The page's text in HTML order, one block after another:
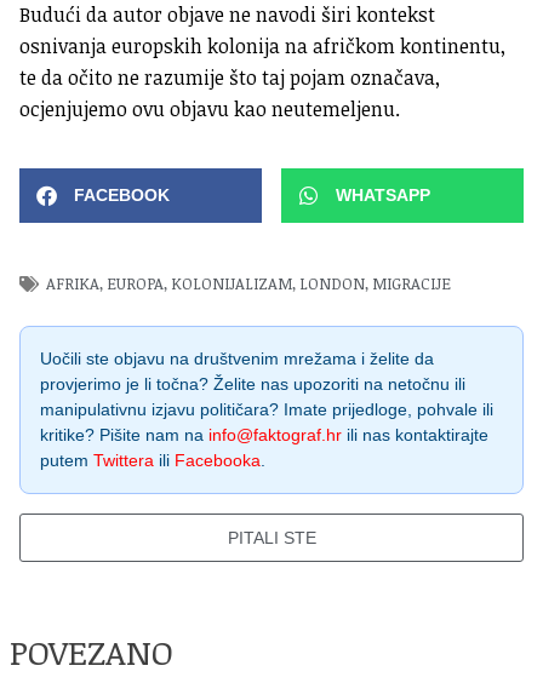
Budući da autor objave ne navodi širi kontekst
osnivanja europskih kolonija na afričkom kontinentu,
te da očito ne razumije što taj pojam označava,
ocjenjujemo ovu objavu kao neutemeljenu.
FACEBOOK WHATSAPP
AFRIKA, EUROPA, KOLONIJALIZAM, LONDON, MIGRACIJE
Uočili ste objavu na društvenim mrežama i želite da
provjerimo je li točna? Želite nas upozoriti na netočnu ili
manipulativnu izjavu političara? Imate prijedloge, pohvale ili
kritike? Pišite nam na info@faktograf.hr ili nas kontaktirajte
putem Twittera ili Facebooka.
PITALI STE
POVEZANO